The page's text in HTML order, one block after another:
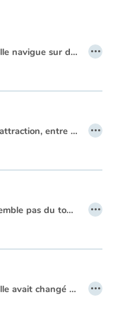
Ma sœur elle est différente. Elle navigue sur des bateaux de papiers qu’elle plie à longueur de journée... …
La rencontre, dans un parc d’attraction, entre une petite fille et une baleine, rencontre qui déclenche une action engagée pour la Liberté. …
J’ai un ami. Un vrai. Il ne ressemble pas du tout à l’ami tel que je me l’imaginais. Mais même quand on ne se voit pas, je pense à lui, et ça m’aide vraiment !
…
J'ai une amie. Je trouvais qu'elle avait changé mais elle ne voulait pas me délivrer son secret.
…